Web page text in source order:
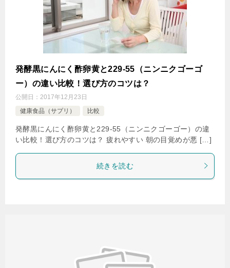
発酵黒にんにく酢卵黄と229-55（ニンニクゴーゴ
ー）の違い比較！選び方のコツは？
公開日： 2017年12月23日
健康食品（サプリ）
比較
発酵黒にんにく酢卵黄と229-55（ニンニクゴーゴー）の違
い比較！選び方のコツは？ 疲れやすい 朝の目覚めが悪 […]
続きを読む